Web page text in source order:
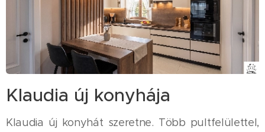
Klaudia új konyhája
Klaudia új konyhát szeretne. Több pultfelülettel,